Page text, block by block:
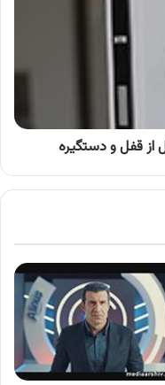
از قفل و دستگیره